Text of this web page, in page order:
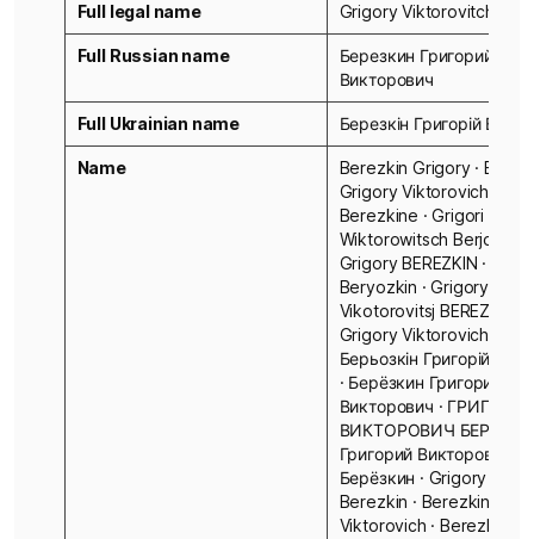
Full legal name Grigory Viktorovitch
Full Russian name
Березкин Григорий
Викторович
Full Ukrainian name Березкін Григорій
Name
Berezkin Grigory ·
Grigory Viktorovich ·
Berezkine · Grigori
Wiktorowitsch Berjoskin ·
Grigory BEREZKIN ·
Beryozkin · Grigory
Vikotorovitsj BEREZKIN ·
Grigory Viktorovich
Берьозкін Григорій
· Берёзкин Григорий
Викторович ·
ВИКТОРОВИЧ
Григорий Викторович
Берёзкин · Grigory
Berezkin · Berezkin
Viktorovich · Berezkin